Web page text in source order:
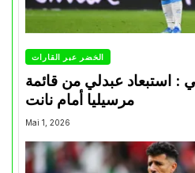
الخضر عبر القارات
: استبعاد عبدلي من قائمة
مرسيليا أمام نانت
Mai 1, 2026